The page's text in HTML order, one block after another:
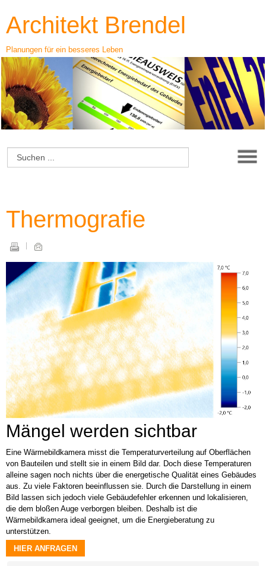
Architekt Brendel
Planungen für ein besseres Leben
Thermografie
Mängel werden sichtbar
Eine Wärmebildkamera misst die Temperaturverteilung auf Oberflächen
von Bauteilen und stellt sie in einem Bild dar. Doch diese Temperaturen
alleine sagen noch nichts über die energetische Qualität eines Gebäudes
aus. Zu viele Faktoren beeinflussen sie. Durch die Darstellung in einem
Bild lassen sich jedoch viele Gebäudefehler erkennen und lokalisieren,
die dem bloßen Auge verborgen bleiben. Deshalb ist die
Wärmebildkamera ideal geeignet, um die Energieberatung zu
unterstützen.
HIER ANFRAGEN